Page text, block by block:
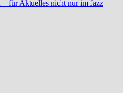
– für Aktuelles nicht nur im Jazz